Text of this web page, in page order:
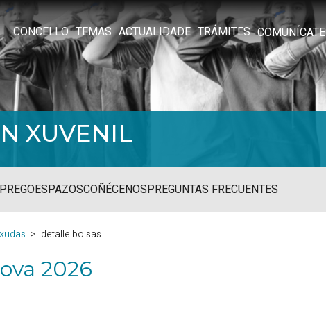
CONCELLO TEMAS ACTUALIDADE TRÁMITES COMUNÍCATE
XUVENIL
ESPAZOSCOÑÉCENOSPREGUNTAS FRECUENTES
detalle bolsas
2026